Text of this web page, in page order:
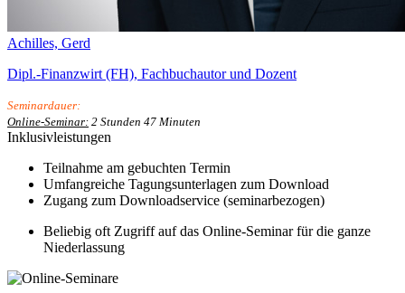
Achilles, Gerd
Dipl.-Finanzwirt (FH), Fachbuchautor und Dozent
Seminardauer:
Online-Seminar: 2 Stunden 47 Minuten
Inklusivleistungen
Teilnahme am gebuchten Termin
Umfangreiche Tagungsunterlagen zum Download
Zugang zum Downloadservice (seminarbezogen)
Beliebig oft Zugriff auf das Online-Seminar für die ganze
Niederlassung